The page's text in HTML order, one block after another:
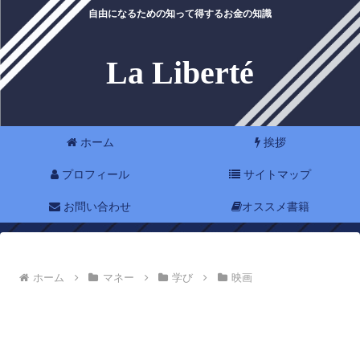
自由になるための知って得するお金の知識
La Liberté
ホーム 挨拶
プロフィール サイトマップ
お問い合わせ オススメ書籍
ホーム マネー 学び 映画